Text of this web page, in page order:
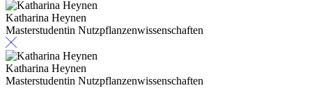
Katharina Heynen
Masterstudentin Nutzpflanzenwissenschaften
Katharina Heynen
Masterstudentin Nutzpflanzenwissenschaften